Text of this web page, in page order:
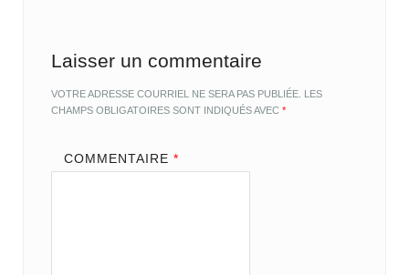
Laisser un commentaire
VOTRE ADRESSE COURRIEL NE SERA PAS PUBLIÉE. LES
CHAMPS OBLIGATOIRES SONT INDIQUÉS AVEC*
COMMENTAIRE *